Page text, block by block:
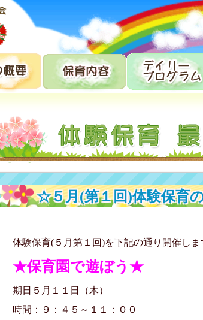
☆５月(第１回)体験保育
体験保育(５月第１回)を下記の通り開催しま
★保育園で遊ぼう★
期日５月１１日（木）
時間：９：４５～１１：００